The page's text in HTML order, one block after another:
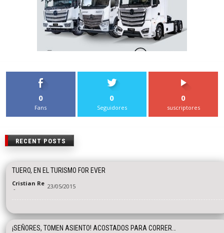
0
Fans
0
Seguidores
0
suscriptores
RECENT POSTS
TUERO, EN EL TURISMO FOR EVER
Cristian Re
- 23/05/2015
¡SEÑORES, TOMEN ASIENTO! ACOSTADOS PARA CORRER…